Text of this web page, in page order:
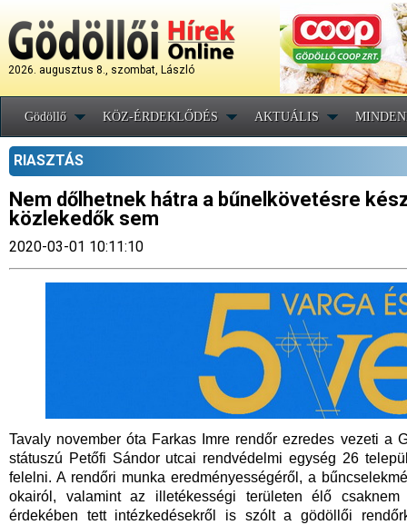
2026. augusztus 8., szombat, László
Gödöllő KÖZ-ÉRDEKLŐDÉS AKTUÁLIS
RIASZTÁS
Nem dőlhetnek hátra a bűnelkövetésre
közlekedők sem
2020-03-01 10:11:10
Tavaly november óta Farkas Imre rendőr ezredes vezeti a
státuszú Petőfi Sándor utcai rendvédelmi egység 26
felelni. A rendőri munka eredményességéről, a
okairól, valamint az illetékességi területen élő
érdekében tett intézkedésekről is szólt a gödöllői